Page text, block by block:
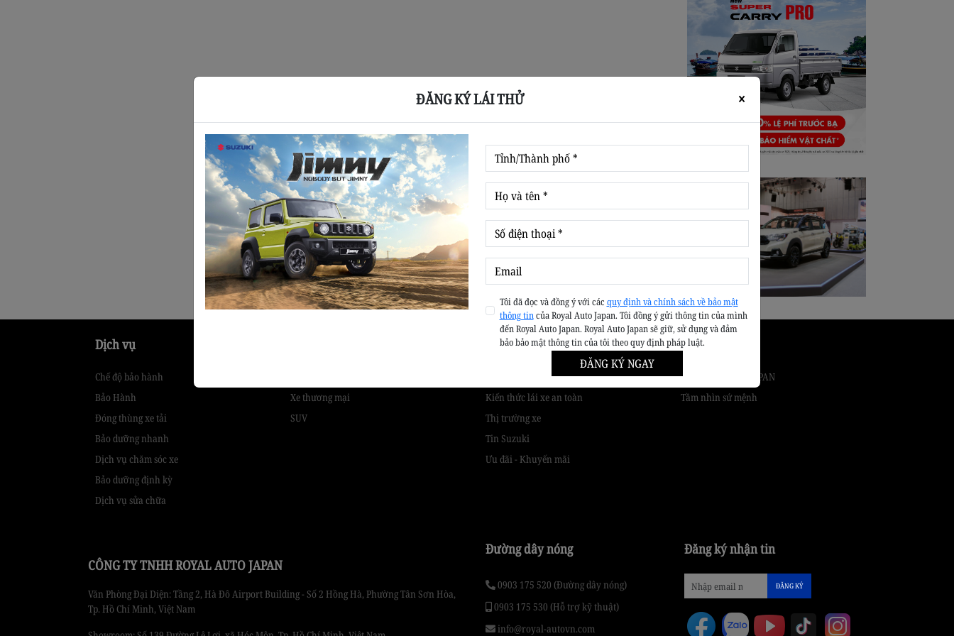
Dịch vụ
Chế độ bảo hành
Bảo Hành
Đóng thùng xe tải
Bảo dưỡng nhanh
Dịch vụ chăm sóc xe
Bảo dưỡng định kỳ
Dịch vụ sửa chữa
Xe thương mại
SUV
Tin tức & Khuyến mãi
Cẩm nang chăm sóc xe
Kiến thức lái xe an toàn
Thị trường xe
Tin Suzuki
Ưu đãi - Khuyến mãi
Giới thiệu
Về ROYAL AUTO JAPAN
Tầm nhìn sứ mệnh
CÔNG TY TNHH ROYAL AUTO JAPAN
Văn Phòng Đại Diện: Tầng 2, Hà Đô Airport Building - Số 2 Hồng Hà, Phường Tân Sơn Hòa,
Tp. Hồ Chí Minh, Việt Nam
Đường dây nóng
0903 175 520 (Đường dây nóng)
0903 175 530 (Hỗ trợ kỹ thuật)
info@royal-autovn.com
Đăng ký nhận tin
ĐĂNG KÝ
ĐĂNG KÝ LÁI THỬ ×
Tôi đã đọc và đồng ý với các quy định và chính sách về bảo mật
thông tincủa Royal Auto Japan. Tôi đồng ý gửi thông tin của mình
đến Royal Auto Japan. Royal Auto Japan sẽ giữ, sử dụng và đảm
bảo bảo mật thông tin của tôi theo quy định pháp luật.
ĐĂNG KÝ NGAY